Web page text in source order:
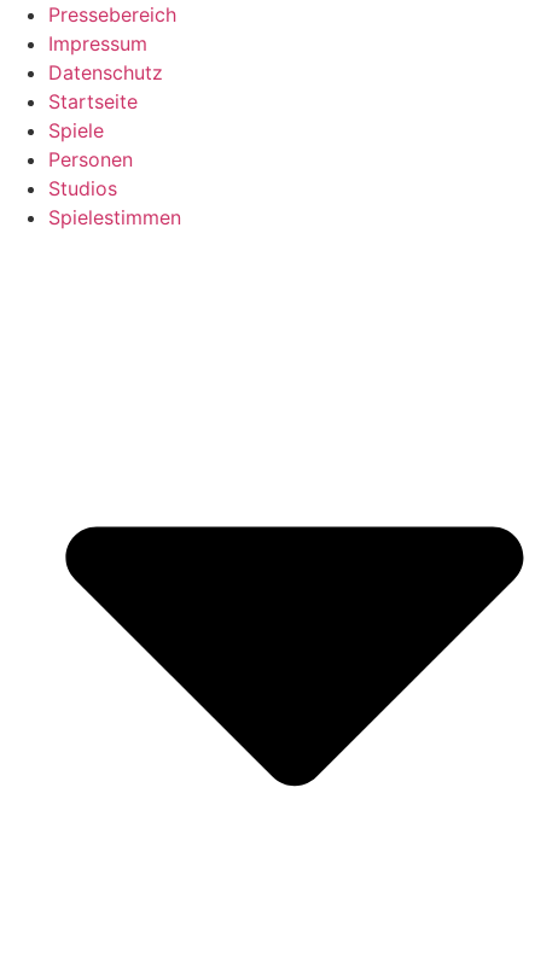
Pressebereich
Impressum
Datenschutz
Startseite
Spiele
Personen
Studios
Spielestimmen